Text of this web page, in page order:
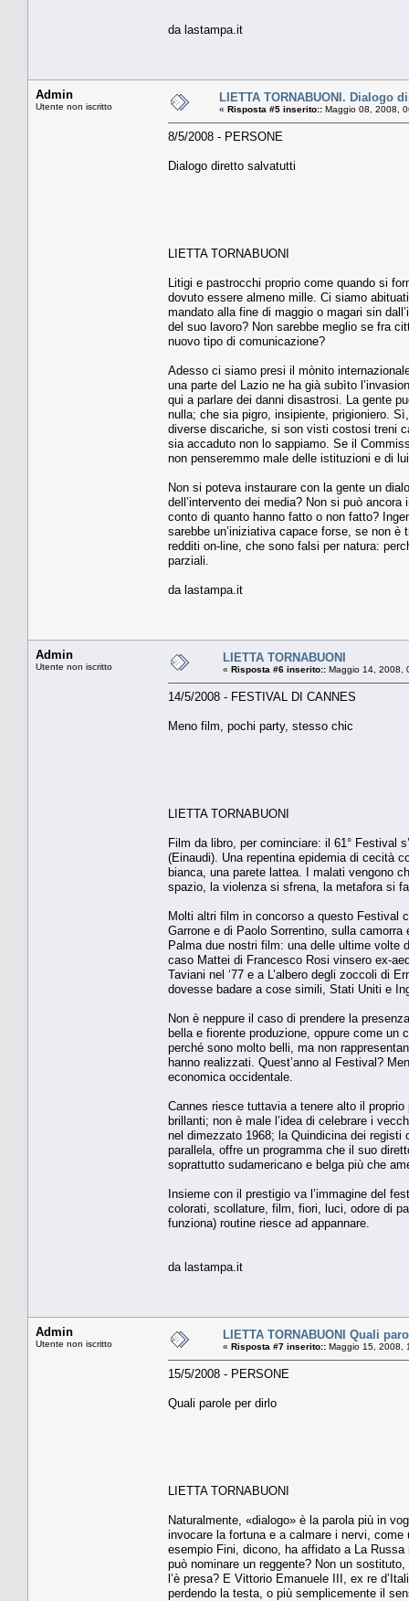
da lastampa.it
Admin
Utente non iscritto
LIETTA TORNABUONI. Dialogo
« Risposta #5 inserito:: Maggio 08, 2008,
8/5/2008 - PERSONE
Dialogo diretto salvatutti
LIETTA TORNABUONI
Litigi e pastrocchi proprio come quando si
dovuto essere almeno mille. Ci siamo
mandato alla fine di maggio o magari sin
del suo lavoro? Non sarebbe meglio se fra
nuovo tipo di comunicazione?
Adesso ci siamo presi il mònito
una parte del Lazio ne ha già subìto
qui a parlare dei danni disastrosi. La gente
nulla; che sia pigro, insipiente, prigioniero.
diverse discariche, si son visti costosi treni
sia accaduto non lo sappiamo. Se il
non penseremmo male delle istituzioni e di
Non si poteva instaurare con la gente un
dell’intervento dei media? Non si può
conto di quanto hanno fatto o non fatto?
sarebbe un’iniziativa capace forse, se non
redditi on-line, che sono falsi per natura:
parziali.
da lastampa.it
Admin
Utente non iscritto
LIETTA TORNABUONI
« Risposta #6 inserito:: Maggio 14, 2008,
14/5/2008 - FESTIVAL DI CANNES
Meno film, pochi party, stesso chic
LIETTA TORNABUONI
Film da libro, per cominciare: il 61° Festival
(Einaudi). Una repentina epidemia di cecità
bianca, una parete lattea. I malati vengono
spazio, la violenza si sfrena, la metafora si
Molti altri film in concorso a questo Festival
Garrone e di Paolo Sorrentino, sulla
Palma due nostri film: una delle ultime volte
caso Mattei di Francesco Rosi vinsero ex-
Taviani nel ‘77 e a L’albero degli zoccoli di
dovesse badare a cose simili, Stati Uniti e
Non è neppure il caso di prendere la
bella e fiorente produzione, oppure come un
perché sono molto belli, ma non
hanno realizzati. Quest’anno al Festival?
economica occidentale.
Cannes riesce tuttavia a tenere alto il
brillanti; non è male l’idea di celebrare i
nel dimezzato 1968; la Quindicina dei registi
parallela, offre un programma che il suo
soprattutto sudamericano e belga più che
Insieme con il prestigio va l’immagine del
colorati, scollature, film, fiori, luci, odore di
funziona) routine riesce ad appannare.
da lastampa.it
Admin
Utente non iscritto
LIETTA TORNABUONI Quali
« Risposta #7 inserito:: Maggio 15, 2008,
15/5/2008 - PERSONE
Quali parole per dirlo
LIETTA TORNABUONI
Naturalmente, «dialogo» è la parola più in
invocare la fortuna e a calmare i nervi,
esempio Fini, dicono, ha affidato a La
può nominare un reggente? Non un
l’è presa? E Vittorio Emanuele III, ex re
perdendo la testa, o più semplicemente il